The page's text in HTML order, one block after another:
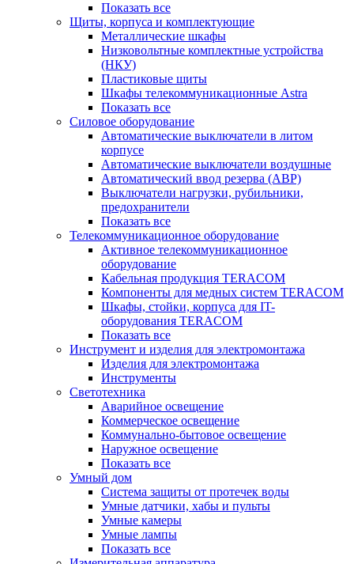
Показать все
Щиты, корпуса и комплектующие
Металлические шкафы
Низковольтные комплектные устройства
(НКУ)
Пластиковые щиты
Шкафы телекоммуникационные Astra
Показать все
Силовое оборудование
Автоматические выключатели в литом
корпусе
Автоматические выключатели воздушные
Автоматический ввод резерва (АВР)
Выключатели нагрузки, рубильники,
предохранители
Показать все
Телекоммуникационное оборудование
Активное телекоммуникационное
оборудование
Кабельная продукция TERACOM
Компоненты для медных систем TERACOM
Шкафы, стойки, корпуса для IT-
оборудования TERACOM
Показать все
Инструмент и изделия для электромонтажа
Изделия для электромонтажа
Инструменты
Светотехника
Аварийное освещение
Коммерческое освещение
Коммунально-бытовое освещение
Наружное освещение
Показать все
Умный дом
Система защиты от протечек воды
Умные датчики, хабы и пульты
Умные камеры
Умные лампы
Показать все